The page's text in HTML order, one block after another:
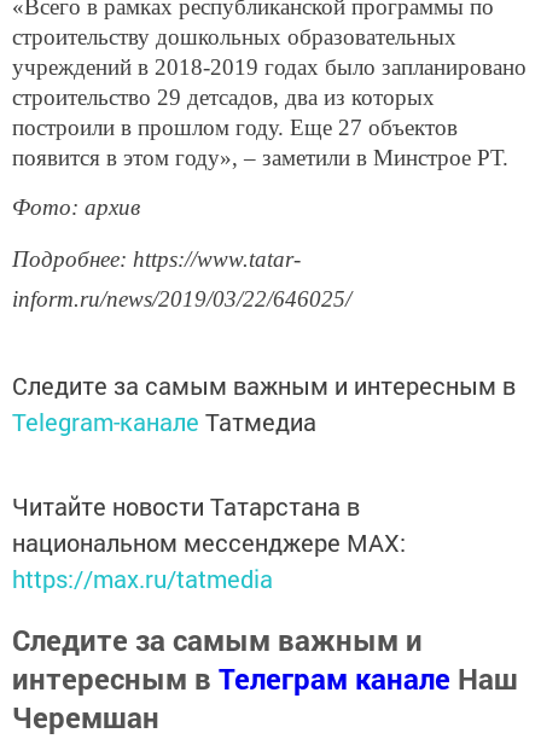
«Всего в рамках республиканской программы по
строительству дошкольных образовательных
учреждений в 2018-2019 годах было запланировано
строительство 29 детсадов, два из которых
построили в прошлом году. Еще 27 объектов
появится в этом году», – заметили в Минстрое РТ.
Фото: архив
Подробнее: https://www.tatar-
inform.ru/news/2019/03/22/646025/
Следите за самым важным и интересным в
Telegram-канале Татмедиа
Читайте новости Татарстана в
национальном мессенджере MАХ:
https://max.ru/tatmedia
Следите за самым важным и
интересным в Телеграм канале Наш
Черемшан